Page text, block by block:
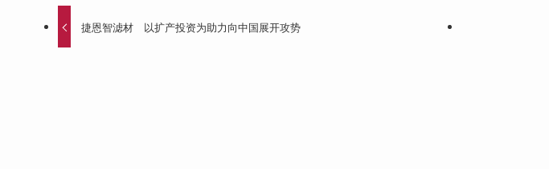
捷恩智滤材 以扩产投资为助力向中国展开攻势